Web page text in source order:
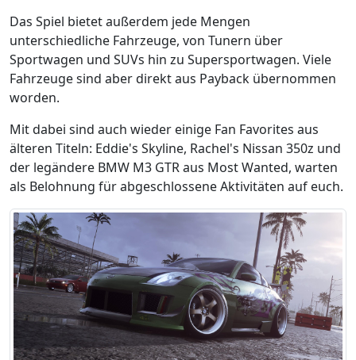
Das Spiel bietet außerdem jede Mengen
unterschiedliche Fahrzeuge, von Tunern über
Sportwagen und SUVs hin zu Supersportwagen. Viele
Fahrzeuge sind aber direkt aus Payback übernommen
worden.
Mit dabei sind auch wieder einige Fan Favorites aus
älteren Titeln: Eddie's Skyline, Rachel's Nissan 350z und
der legändere BMW M3 GTR aus Most Wanted, warten
als Belohnung für abgeschlossene Aktivitäten auf euch.